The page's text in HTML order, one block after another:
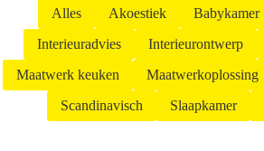
Alles Akoestiek Babykamer
Interieuradvies
Interieurontwerp
Maatwerk keuken
Maatwerkoplossing
Scandinavisch
Slaapkamer